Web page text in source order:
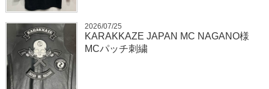
2026/07/25
KARAKKAZE JAPAN MC NAGANO様
MCパッチ刺繍